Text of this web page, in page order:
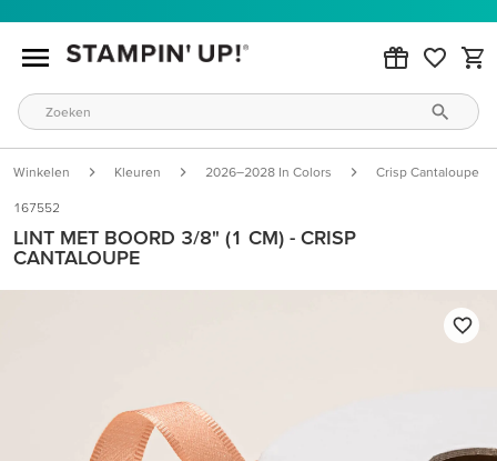
Winkelen Kleuren 2026–2028 In Colors Crisp Cantaloupe
167552
LINT MET BOORD 3/8" (1 CM) - CRISP
CANTALOUPE